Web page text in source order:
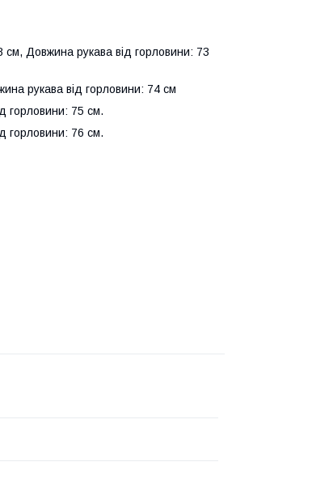
Довжина рукава від горловини: 73
рукава від горловини: 74 см
горловини: 75 см.
горловини: 76 см.